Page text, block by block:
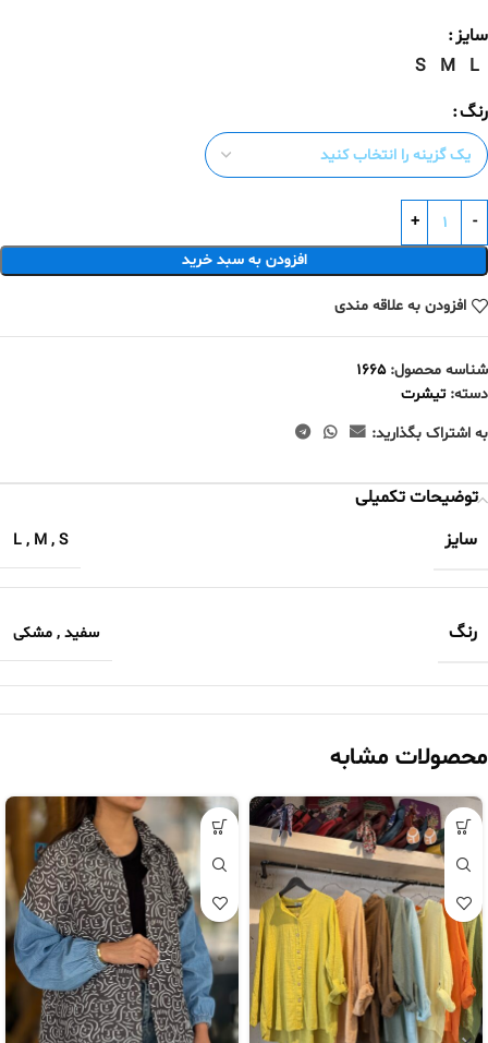
سایز
L
M
S
رنگ
افزودن به سبد خرید
افزودن به علاقه مندی
شناسه محصول:۱۶۶۵
دسته: تيشرت
به اشتراک بگذارید:
توضیحات تکمیلی
سایز
L , M , S
رنگ سفید , مشکی
محصولات مشابه